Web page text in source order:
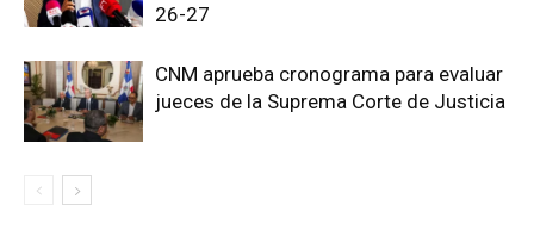
26-27
CNM aprueba cronograma para evaluar
jueces de la Suprema Corte de Justicia